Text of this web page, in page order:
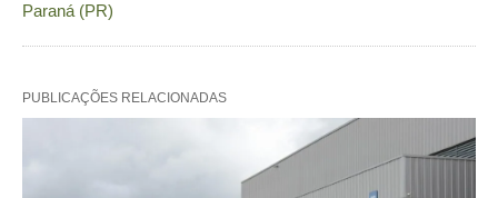
Paraná (PR)
PUBLICAÇÕES RELACIONADAS